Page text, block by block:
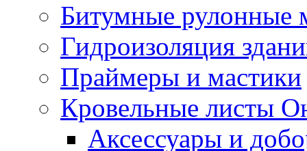
Битумные рулонные
Гидроизоляция
Праймеры и мастики
Кровельные листы
Аксессуары и